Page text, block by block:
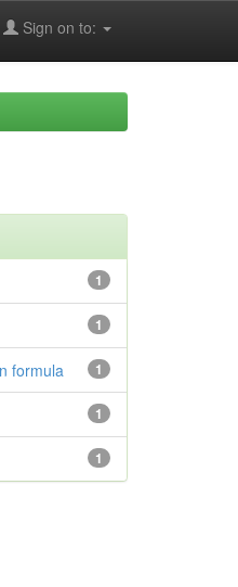
Sign on to:
1
1
1
formula
1
1